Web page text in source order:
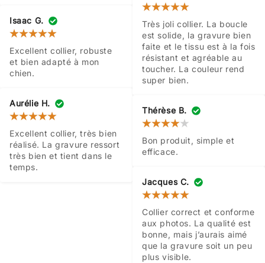
Isaac G.
Excellent collier, robuste
et bien adapté à mon
chien.
Aurélie H.
Excellent collier, très bien
réalisé. La gravure ressort
très bien et tient dans le
temps.
Très joli collier. La boucle
est solide, la gravure bien
faite et le tissu est à la fois
résistant et agréable au
toucher. La couleur rend
super bien.
Thérèse B.
Bon produit, simple et
efficace.
Jacques C.
Collier correct et conforme
aux photos. La qualité est
bonne, mais j’aurais aimé
que la gravure soit un peu
plus visible.